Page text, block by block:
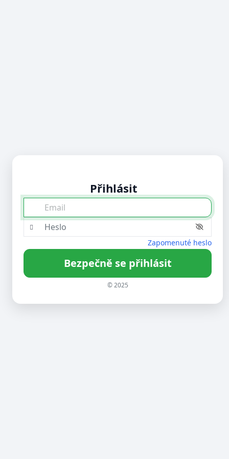
Přihlásit
Heslo
Zapomenuté heslo
Bezpečně se přihlásit
© 2025